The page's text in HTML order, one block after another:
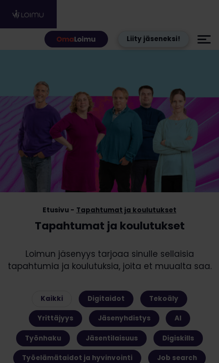
Liity jäseneksi!
Tapahtumat ja koulutukset
Etusivu Tapahtumat ja koulutukset
Loimun jäsenyys tarjoaa sinulle sellaisia
tapahtumia ja koulutuksia, joita et muualta saa.
Kaikki Digitaidot Tekoäly
Yrittäjyys Jäsenyhdistys AI
Työnhaku Jäsentilaisuus Digiskills
Työelämätaidot ja hyvinvointi Job search